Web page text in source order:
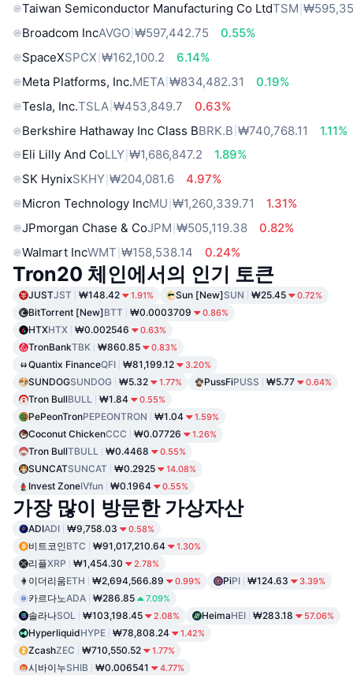
Taiwan Semiconductor Manufacturing Co LtdTSM
Broadcom IncAVGO ₩597,442.75
0.55%
SpaceXSPCX ₩162,100.2
6.14%
Meta Platforms, Inc.META ₩834,482.31
0.19%
Tesla, Inc.TSLA ₩453,849.7
0.63%
Berkshire Hathaway Inc Class BBRK.B ₩740,768.11
1.11%
Eli Lilly And CoLLY ₩1,686,847.2
1.89%
SK HynixSKHY ₩204,081.6
4.97%
Micron Technology IncMU ₩1,260,339.71
1.31%
JPmorgan Chase & CoJPM ₩505,119.38
0.82%
Walmart IncWMT ₩158,538.14 0.24%
Tron20 체인에서의 인기 토큰
JUSTJST ₩148.42 1.91% Sun [New]SUN ₩25.45 0.72%
BitTorrent [New]BTT ₩0.0003709 0.86%
HTXHTX ₩0.002546 0.63%
TronBankTBK ₩860.85 0.83%
Quantix FinanceQFI ₩81,199.12 3.20%
SUNDOGSUNDOG ₩5.32 1.77% PussFiPUSS ₩5.77 0.64%
Tron BullBULL ₩1.84 0.55%
PePeonTronPEPEONTRON ₩1.04 1.59%
Coconut ChickenCCC ₩0.07726 1.26%
Tron BullTBULL ₩0.4468 0.55%
SUNCATSUNCAT ₩0.2925 14.08%
Invest ZoneIVfun ₩0.1964 0.55%
가장 많이 방문한 가상자산
ADIADI ₩9,758.03 0.58%
비트코인BTC ₩91,017,210.64 1.30%
리플XRP ₩1,454.30 2.78%
이더리움ETH ₩2,694,566.89 0.99% PiPI ₩124.63 3.39%
카르다노ADA ₩286.85 7.09%
솔라나SOL ₩103,198.45 2.08% HeimaHEI ₩283.18 57.06%
HyperliquidHYPE ₩78,808.24 1.42%
ZcashZEC ₩710,550.52 1.77%
시바이누SHIB ₩0.006541 4.77%